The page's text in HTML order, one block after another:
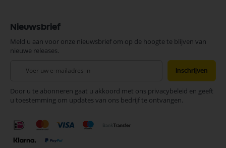
Nieuwsbrief
Meld u aan voor onze nieuwsbrief om op de hoogte te blijven van
nieuwe releases.
onze
nieuwsbrief
Inschrijven
Door u te abonneren gaat u akkoord met ons privacybeleid en geeft
u toestemming om updates van ons bedrijf te ontvangen.